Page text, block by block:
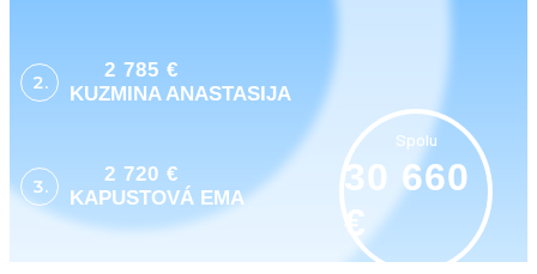
2.
2 785 €
KUZMINA ANASTASIJA
3.
2 720 €
KAPUSTOVÁ EMA
Spolu
30 660
€